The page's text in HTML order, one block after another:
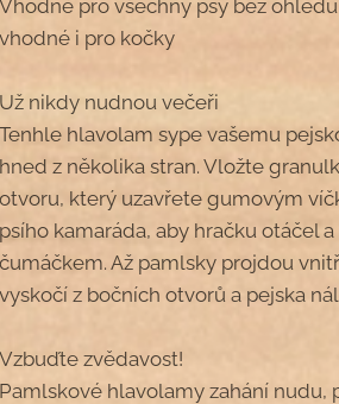
Vhodné pro všechny psy bez
vhodné i pro kočky
Už nikdy nudnou večeři
Tenhle hlavolam sype vašemu
hned z několika stran. Vložte
otvoru, který uzavřete gumovým
psího kamaráda, aby hračku otáčel
čumáčkem. Až pamlsky projdou
vyskočí z bočních otvorů a pejska
Vzbuďte zvědavost!
Pamlskové hlavolamy zahání nudu,